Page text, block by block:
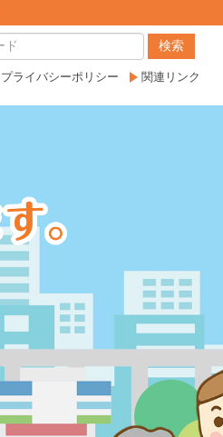
検索
プライバシーポリシー 関連リンク